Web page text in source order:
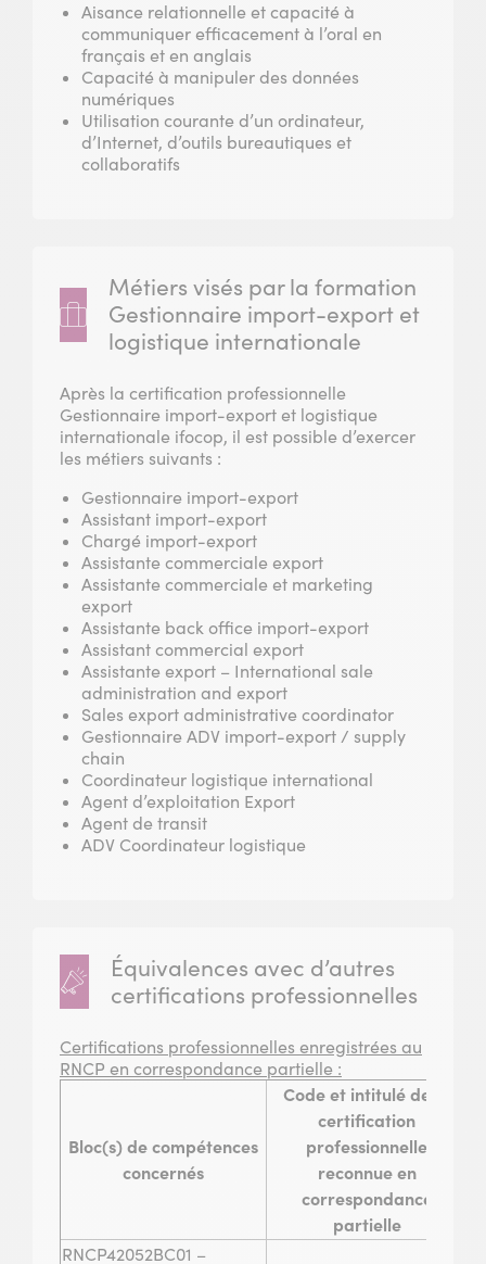
Aisance relationnelle et capacité à
communiquer efficacement à l’oral en
français et en anglais
Capacité à manipuler des données
numériques
Utilisation courante d’un ordinateur,
d’Internet, d’outils bureautiques et
collaboratifs
Métiers visés par la formation
Gestionnaire import-export et
logistique internationale
Après la certification professionnelle
Gestionnaire import-export et logistique
internationale ifocop, il est possible d’exercer
les métiers suivants :
Gestionnaire import-export
Assistant import-export
Chargé import-export
Assistante commerciale export
Assistante commerciale et marketing
export
Assistante back office import-export
Assistant commercial export
Assistante export – International sale
administration and export
Sales export administrative coordinator
Gestionnaire ADV import-export / supply
chain
Coordinateur logistique international
Agent d’exploitation Export
Agent de transit
ADV Coordinateur logistique
Équivalences avec d’autres
certifications professionnelles
Certifications professionnelles enregistrées au
RNCP en correspondance partielle :
Bloc(s) de compétences
concernés
Code et intitulé de la
certification
professionnelle
reconnue en
correspondance
partielle
RNCP42052BC01 –